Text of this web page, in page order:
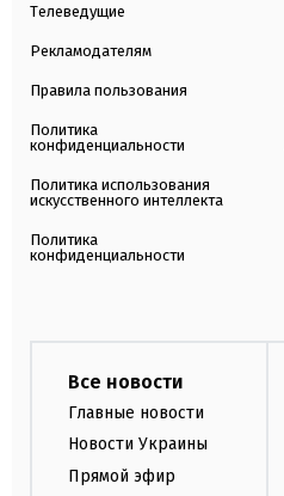
Телеведущие
Рекламодателям
Правила пользования
Политика
конфиденциальности
Политика использования
искусственного интеллекта
Политика
конфиденциальности
Все новости
Главные новости
Новости Украины
Прямой эфир